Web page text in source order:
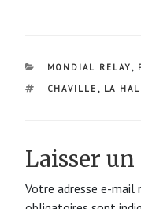
CATÉGORIES
MONDIAL RELAY ,
ÉTIQUETTES
CHAVILLE , LA
Laisser
Votre adresse e-mail